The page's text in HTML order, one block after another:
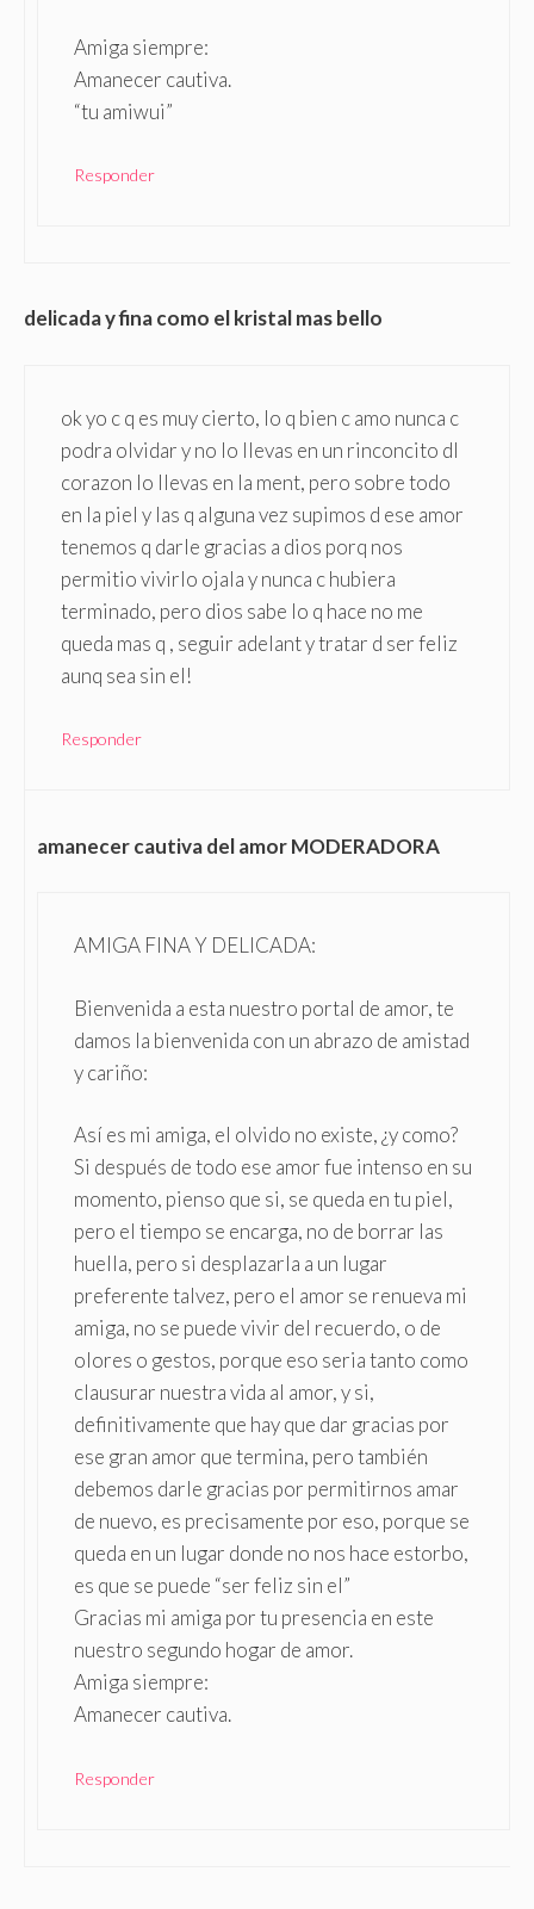
Amiga siempre:
Amanecer cautiva.
“tu amiwui”
Responder
delicada y fina como el kristal mas bello
ok yo c q es muy cierto, lo q bien c amo nunca c
podra olvidar y no lo llevas en un rinconcito dl
corazon lo llevas en la ment, pero sobre todo
en la piel y las q alguna vez supimos d ese amor
tenemos q darle gracias a dios porq nos
permitio vivirlo ojala y nunca c hubiera
terminado, pero dios sabe lo q hace no me
queda mas q , seguir adelant y tratar d ser feliz
aunq sea sin el!
Responder
amanecer cautiva del amor MODERADORA
AMIGA FINA Y DELICADA:
Bienvenida a esta nuestro portal de amor, te
damos la bienvenida con un abrazo de amistad
y cariño:
Así es mi amiga, el olvido no existe, ¿y como?
Si después de todo ese amor fue intenso en su
momento, pienso que si, se queda en tu piel,
pero el tiempo se encarga, no de borrar las
huella, pero si desplazarla a un lugar
preferente talvez, pero el amor se renueva mi
amiga, no se puede vivir del recuerdo, o de
olores o gestos, porque eso seria tanto como
clausurar nuestra vida al amor, y si,
definitivamente que hay que dar gracias por
ese gran amor que termina, pero también
debemos darle gracias por permitirnos amar
de nuevo, es precisamente por eso, porque se
queda en un lugar donde no nos hace estorbo,
es que se puede “ser feliz sin el”
Gracias mi amiga por tu presencia en este
nuestro segundo hogar de amor.
Amiga siempre:
Amanecer cautiva.
Responder